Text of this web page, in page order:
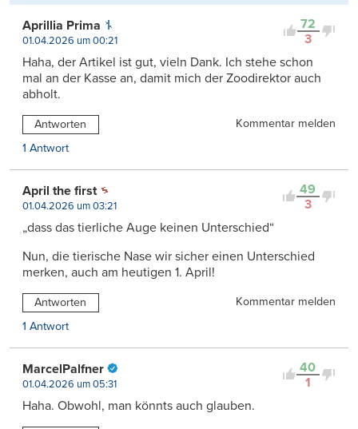
72
3
Aprillia Prima
01.04.2026 um 00:21
Haha, der Artikel ist gut, vieln Dank. Ich stehe schon
mal an der Kasse an, damit mich der Zoodirektor auch
abholt.
Antworten
Kommentar melden
1 Antwort
49
3
April the first
01.04.2026 um 03:21
„dass das tierliche Auge keinen Unterschied“
Nun, die tierische Nase wir sicher einen Unterschied
merken, auch am heutigen 1. April!
Antworten
Kommentar melden
1 Antwort
40
1
MarcelPalfner
01.04.2026 um 05:31
Haha. Obwohl, man könnts auch glauben.